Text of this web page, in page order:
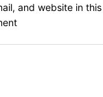
and website in